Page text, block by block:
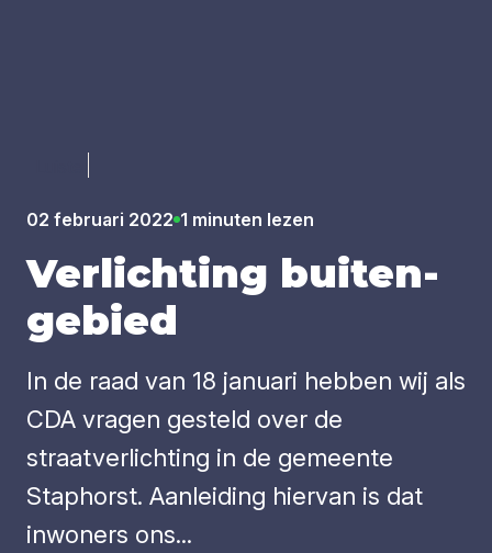
02 februari 2022 1 minuten lezen
Ver­lich­ting bui­ten­
ge­bied
In de raad van 18 januari hebben wij als
CDA vragen gesteld over de
straatverlichting in de gemeente
Staphorst. Aanleiding hiervan is dat
inwoners ons...